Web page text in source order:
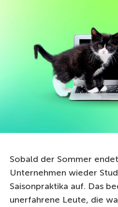
Sobald der Sommer
Unternehmen wieder
Saisonpraktika auf. Das
unerfahrene Leute, die